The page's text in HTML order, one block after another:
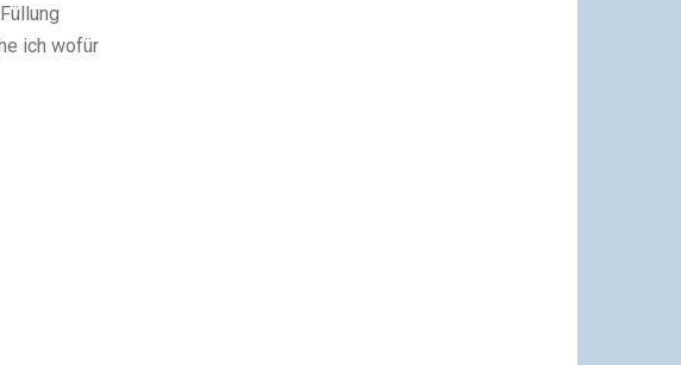
ich wofür